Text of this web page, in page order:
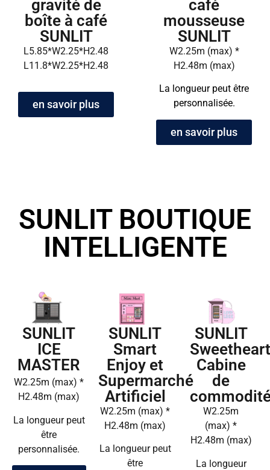
gravité de
boîte à café
SUNLIT
L5.85*W2.25*H2.48
L11.8*W2.25*H2.48
en savoir plus
café
mousseuse
SUNLIT
W2.25m (max) *
H2.48m (max)
La longueur peut être
personnalisée.
en savoir plus
SUNLIT BOUTIQUE
INTELLIGENTE
SUNLIT
ICE
MASTER
W2.25m (max) *
H2.48m (max)
La longueur peut
être
personnalisée.
SUNLIT
Smart
Enjoy et
Supermarché
Artificiel
W2.25m (max) *
H2.48m (max)
La longueur peut
être
SUNLIT
Cabine
de
W2.25m
(max) *
H2.48m (max)
La longueur